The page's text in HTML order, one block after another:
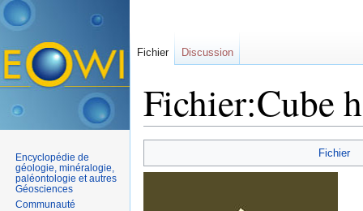
Fichier:Cube
Fichier
Fichier Discussion
Encyclopédie de
géologie, minéralogie,
paléontologie et autres
Géosciences
Communauté